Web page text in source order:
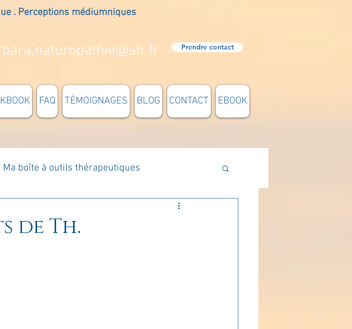
. Perceptions médiumniques
Prendre contact
FAQ TÉMOIGNAGES BLOG CONTACT EBOOK
Ma boîte à outils thérapeutiques
Méthodologie
et idées reçues
de Th.